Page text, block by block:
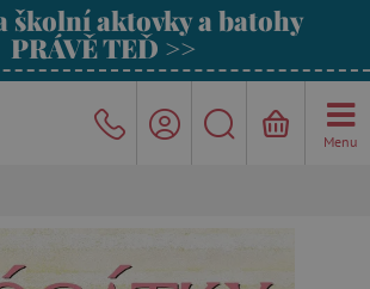
školní aktovky a batohy
PRÁVĚ TEĎ >>
Menu